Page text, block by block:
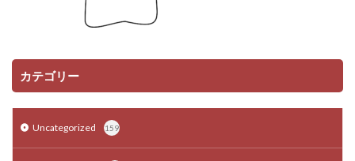
カテゴリー
Uncategorized 159